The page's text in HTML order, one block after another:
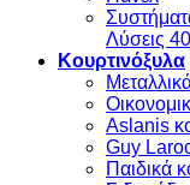
Λύσεις
Κουρτινόξυλα
Aslanis
Guy
Παιδικά